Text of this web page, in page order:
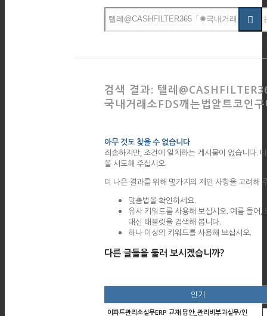
검색 결과: 텔레
국내거래소FDS깨는법알트코인
아무 것도 찾을 수 없습니다
죄송하지만, 조건에 일치하는 게시물이 없습니다.
을 시도해 주십시오.
더 나은 결과를 위해 몇가지의 제안 사항을 고려해
맞춤법을 확인하세요.
유사 키워드를 사용해 보십시오. 예를 들어,
대신 태블릿을 검색해 봅니다.
하나 이상의 키워드를 사용해 보십시오.
다른 글들을 둘러 보시겠습니까?
인기
아파트관리소실무ERP 교재 답안_관리비부과실무/인